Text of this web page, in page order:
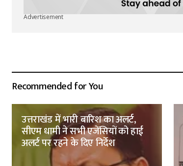
Advertisement
Recommended for You
उत्तराखंड में भारी बारिश का अलर्ट,
सीएम धामी ने सभी एजेंसियों को हाई
अलर्ट पर रहने के दिए निर्देश